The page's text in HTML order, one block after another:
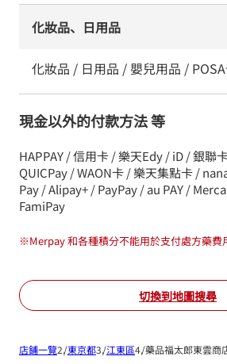
化妝品、日用品
化妝品 / 日用品 / 嬰兒用品 /
現金以外的付款方法 等
HAPPAY / 信用卡 / 樂天Edy / iD / 銀聯
QUICPay / WAON卡 / 樂天集點卡 /
Pay / Alipay+ / PayPay / au PAY /
FamiPay
※Merpay 和各種積分不能用於支付處方藥費
切換到地圖搜尋
店鋪一覽 東京都 江東區 藥品福太郎東雲商